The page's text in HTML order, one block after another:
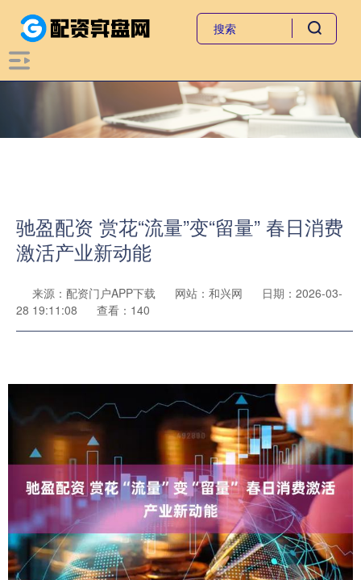
驰盈配资 赏花“流量”变“留量” 春日消费
激活产业新动能
来源：配资门户APP下载 网站：和兴网
日期：2026-03-
28 19:11:08
查看：140